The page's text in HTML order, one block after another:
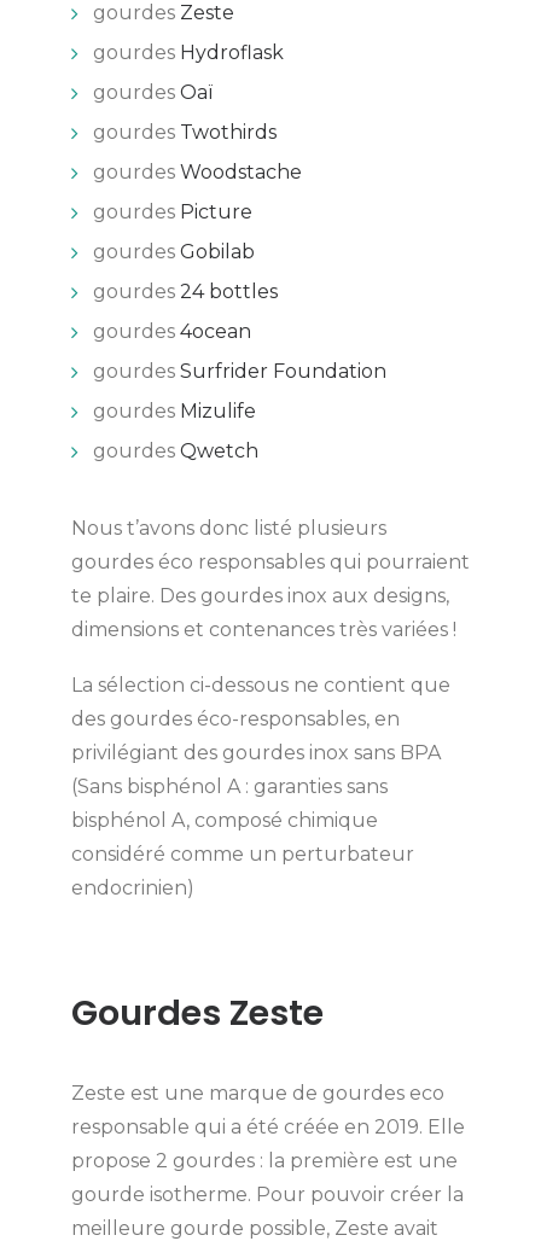
gourdes Zeste
gourdes Hydroflask
gourdes Oaï
gourdes Twothirds
gourdes Woodstache
gourdes Picture
gourdes Gobilab
gourdes 24 bottles
gourdes 4ocean
gourdes Surfrider Foundation
gourdes Mizulife
gourdes Qwetch
Nous t’avons donc listé plusieurs
gourdes éco responsables qui pourraient
te plaire. Des gourdes inox aux designs,
dimensions et contenances très variées !
La sélection ci-dessous ne contient que
des gourdes éco-responsables, en
privilégiant des gourdes inox sans BPA
(Sans bisphénol A : garanties sans
bisphénol A, composé chimique
considéré comme un perturbateur
endocrinien)
Gourdes Zeste
Zeste est une marque de gourdes eco
responsable qui a été créée en 2019. Elle
propose 2 gourdes : la première est une
gourde isotherme. Pour pouvoir créer la
meilleure gourde possible, Zeste avait